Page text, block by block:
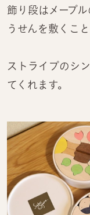
飾り段はメープ
うせんを敷くこ
ストライプのシ
てくれます。